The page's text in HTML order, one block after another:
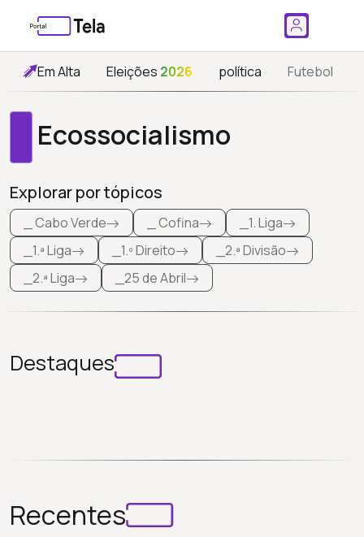
Em Alta Eleições 2026 política Futebol
Ecossocialismo
Explorar por tópicos
_ Cabo Verde _ Cofina
_1. Liga
_1.ª Liga
_1.º Direito
_2.ª Divisão
_2.ª Liga
_25 de Abril
Destaques
Recentes